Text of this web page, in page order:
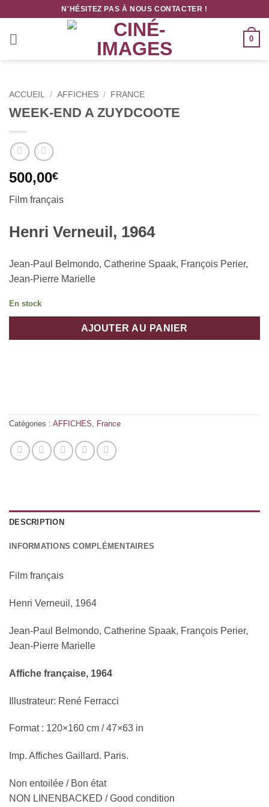
contenu
N'HÉSITEZ PAS À NOUS CONTACTER !
0
ACCUEIL / AFFICHES / FRANCE
WEEK-END A ZUYDCOOTE
500,00€
Film français
Henri Verneuil, 1964
Jean-Paul Belmondo, Catherine Spaak, François Perier,
Jean-Pierre Marielle
En stock
AJOUTER AU PANIER
Catégories : AFFICHES, France
DESCRIPTION
INFORMATIONS COMPLÉMENTAIRES
Film français
Henri Verneuil, 1964
Jean-Paul Belmondo, Catherine Spaak, François Perier,
Jean-Pierre Marielle
Affiche française, 1964
Illustrateur: René Ferracci
Format : 120×160 cm / 47×63 in
Imp. Affiches Gaillard. Paris.
Non entoilée / Bon état
NON LINENBACKED / Good condition